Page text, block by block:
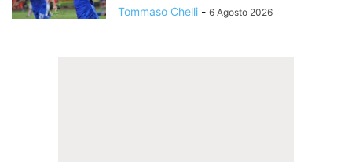
Tommaso Chelli - 6 Agosto 2026